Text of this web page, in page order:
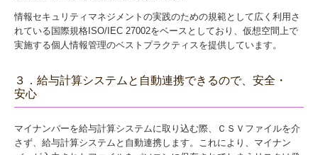
情報セキュリティマネジメントの実践のための規範として広く利用さ
れている国際規格ISO/IEC 27002をベースとしており、仮想空間上で
実施する個人情報管理のベストプラクティスを提供しています。
３．給与計算システムと自動連携できるので、安全・
安心
マイナンバーを給与計算システムに取り込む際、ＣＳＶファイルを介
さず、給与計算システムと自動連携します。これにより、マイナン